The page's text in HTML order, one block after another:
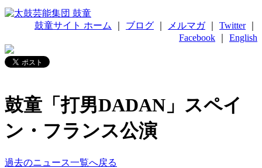
鼓童サイト ホーム ブログ メルマガ｜ Twitter｜
Facebook
English
鼓童「打男DADAN」スペイ
ン・フランス公演
過去のニュース一覧へ戻る